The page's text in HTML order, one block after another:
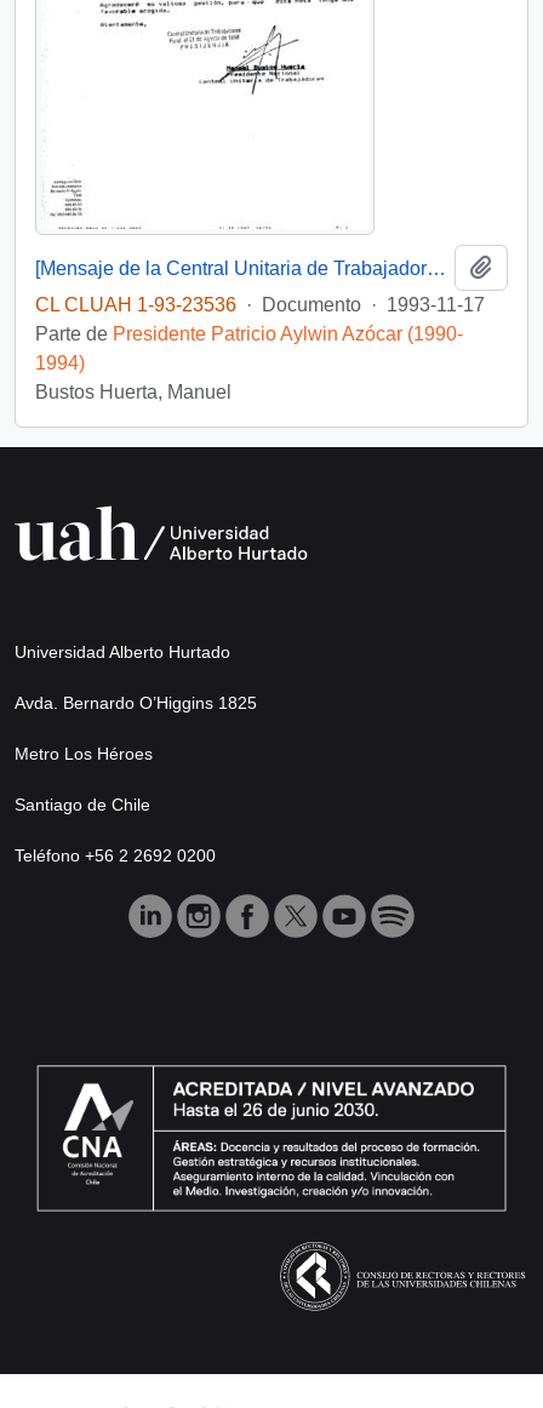
[Mensaje de la Central Unitaria de Trabajadores dirigido al Jefe de Gabinete Presidencial, mediante el cual adjunta solicitud del Sindicato de Estibadores N° 1 de Penco-Lirquén]
CL CLUAH 1-93-23536 · Documento · 1993-11-17
Parte de Presidente Patricio Aylwin Azócar (1990-
1994)
Bustos Huerta, Manuel
Universidad Alberto Hurtado
Avda. Bernardo O’Higgins 1825
Metro Los Héroes
Santiago de Chile
Teléfono +56 2 2692 0200